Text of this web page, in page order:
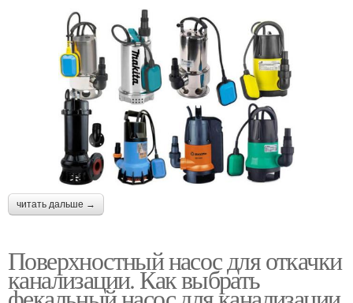
читать дальше →
Поверхностный насос для откачки
канализации. Как выбрать